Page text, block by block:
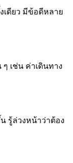
เดียว มีข้อดีหลาย
เช่น ค่าเดินทาง
รู้ล่วงหน้าว่าต้อง